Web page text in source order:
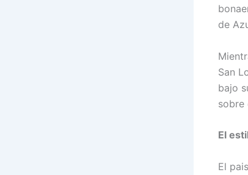
de
San
bajo
sobre
El
El